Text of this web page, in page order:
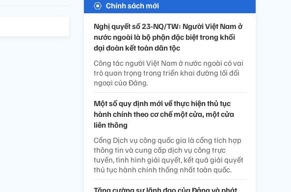
Chính sách mới
Nghị quyết số 23-NQ/TW: Người Việt Nam ở
nước ngoài là bộ phận đặc biệt trong khối
đại đoàn kết toàn dân tộc
Công tác người Việt Nam ở nước ngoài có vai
trò quan trọng trong triển khai đường lối đối
ngoại của Đảng.
Một số quy định mới về thực hiện thủ tục
hành chính theo cơ chế một cửa, một cửa
liên thông
Cổng Dịch vụ công quốc gia là cổng tích hợp
thông tin và cung cấp dịch vụ công trực
tuyến, tình hình giải quyết, kết quả giải quyết
thủ tục hành chính thống nhất toàn quốc.
Tăng cường sự lãnh đạo của Đảng và phát